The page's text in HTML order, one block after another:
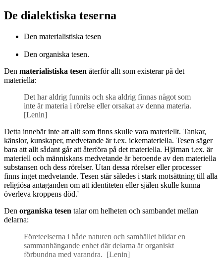
De dialektiska teserna
Den materialistiska tesen
Den organiska tesen.
Den materialistiska tesen återför allt som existerar på det
materiella:
Det har aldrig funnits och ska aldrig finnas något som
inte är materia i rörelse eller orsakat av denna materia.
[Lenin]
Detta innebär inte att allt som finns skulle vara materiellt. Tankar,
känslor, kunskaper, medvetande är t.ex. ickemateriella. Tesen säger
bara att allt sådant går att återföra på det materiella. Hjärnan t.ex. är
materiell och människans medvetande är beroende av den materiella
substansen och dess rörelser. Utan dessa rörelser eller processer
finns inget medvetande. Tesen står således i stark motsättning till alla
religiösa antaganden om att identiteten eller själen skulle kunna
överleva kroppens död.'
Den organiska tesen talar om helheten och sambandet mellan
delarna:
Företeelserna i både naturen och samhället bildar en
sammanhängande enhet där delarna är organiskt
förbundna med varandra. [Lenin]